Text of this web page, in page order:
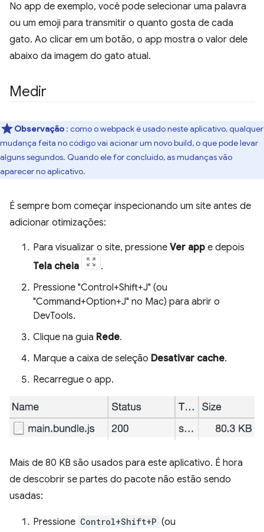
No app de exemplo, você pode selecionar uma palavra
ou um emoji para transmitir o quanto gosta de cada
gato. Ao clicar em um botão, o app mostra o valor dele
abaixo da imagem do gato atual.
Medir
Observação : como o webpack é usado neste aplicativo, qualquer
mudança feita no código vai acionar um novo build, o que pode levar
alguns segundos. Quando ele for concluído, as mudanças vão
aparecer no aplicativo.
É sempre bom começar inspecionando um site antes de
adicionar otimizações:
Para visualizar o site, pressione Ver app e depois
Tela cheia
.
Pressione "Control+Shift+J" (ou
"Command+Option+J" no Mac) para abrir o
DevTools.
Clique na guia Rede.
Marque a caixa de seleção Desativar cache.
Recarregue o app.
Mais de 80 KB são usados para este aplicativo. É hora
de descobrir se partes do pacote não estão sendo
usadas:
Pressione Control+Shift+P (ou